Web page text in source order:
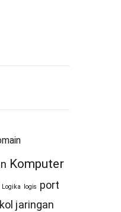
Komputer
Logika logis port
jaringan